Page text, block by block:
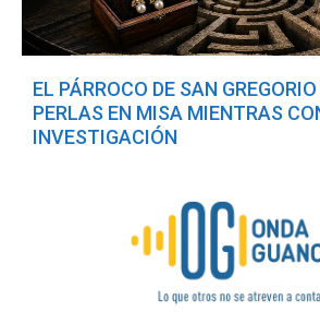
EL PÁRROCO DE SAN
PERLAS EN MISA MIENTRAS
INVESTIGACIÓN